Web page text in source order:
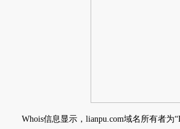
Whois信息显示，lianpu.com域名所有者